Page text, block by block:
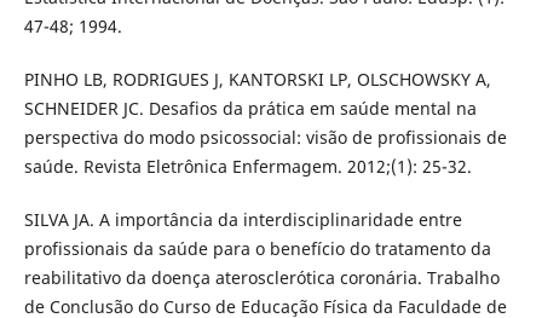
47-48; 1994.
PINHO LB, RODRIGUES J, KANTORSKI LP, OLSCHOWSKY A,
SCHNEIDER JC. Desafios da prática em saúde mental na
perspectiva do modo psicossocial: visão de profissionais de
saúde. Revista Eletrônica Enfermagem. 2012;(1): 25-32.
SILVA JA. A importância da interdisciplinaridade entre
profissionais da saúde para o benefício do tratamento da
reabilitativo da doença aterosclerótica coronária. Trabalho
de Conclusão do Curso de Educação Física da Faculdade de